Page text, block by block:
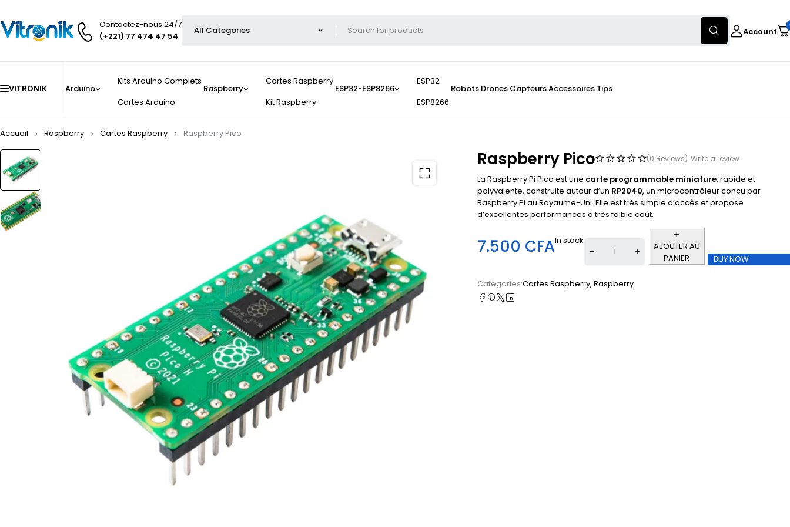
Contactez-nous 24/7
(+221) 77 474 47 54
Account
VITRONIK Arduino
Kits Arduino Complets
Cartes Arduino
Raspberry
Cartes Raspberry
Kit Raspberry
ESP32-ESP8266
ESP32
ESP8266
Robots Drones CapteursAccessoires Tips
Accueil Raspberry Cartes Raspberry Raspberry Pico
Raspberry Pico (0 Reviews) Write a review
La Raspberry Pi Pico est une carte programmable miniature, rapide et
polyvalente, construite autour d’un RP2040, un microcontrôleur conçu par
Raspberry Pi au Royaume-Uni. Elle est très simple d’accès et propose
d’excellentes performances à très faible coût.
7.500 CFAIn stock
AJOUTER AU
PANIER
BUY NOW
Categories:Cartes Raspberry, Raspberry